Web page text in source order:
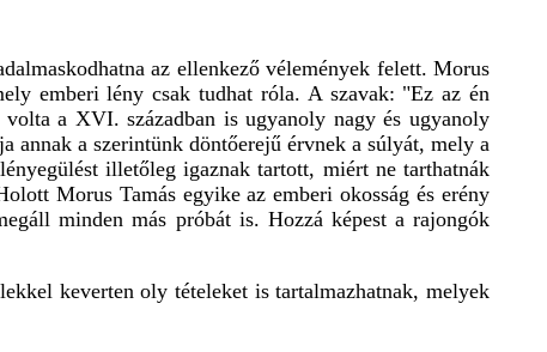
az ellenkező vélemények felett. Morus
emberi lény csak tudhat róla. A szavak: "Ez az én
a XVI. században is ugyanoly nagy és ugyanoly
annak a szerintünk döntőerejű érvnek a súlyát, mely a
illetőleg igaznak tartott, miért ne tarthatnák
Morus Tamás egyike az emberi okosság és erény
minden más próbát is. Hozzá képest a rajongók
keverten oly tételeket is tartalmazhatnak, melyek